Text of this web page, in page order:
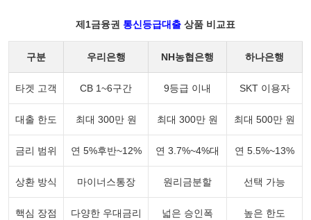
제1금융권 통신등급대출 상품 비교표
구분 우리은행 NH농협은행 하나은행
타겟 고객 CB 1~6구간 9등급 이내 SKT 이용자
대출 한도 최대 300만 원 최대 300만 원 최대 500만 원
금리 범위 연 5%후반~12% 연 3.7%~4%대 연 5.5%~13%
상환 방식 마이너스통장 원리금분할 선택 가능
핵심 장점 다양한 우대금리 넓은 승인폭 높은 한도